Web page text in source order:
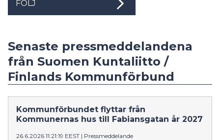
FÖLJ
Senaste pressmeddelandena
från Suomen Kuntaliitto /
Finlands Kommunförbund
Kommunförbundet flyttar från
Kommunernas hus till Fabiansgatan år 2027
26.6.2026 11:21:19 EEST | Pressmeddelande